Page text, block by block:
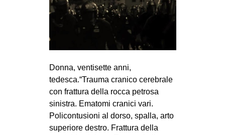
CINEMA
MANIFESTI
MUSICA
INTERNAZIONALE
AFRICA
AMERICHE
ESTREMO ORIENTE
Donna, ventisette anni,
tedesca.“Trauma cranico cerebrale
con frattura della rocca petrosa
sinistra. Ematomi cranici vari.
Policontusioni al dorso, spalla, arto
superiore destro. Frattura della